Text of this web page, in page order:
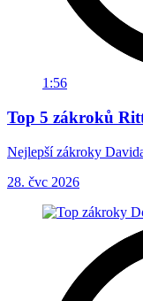
1:56
Top 5 zákroků
Nejlepší zákroky
28. čvc 2026